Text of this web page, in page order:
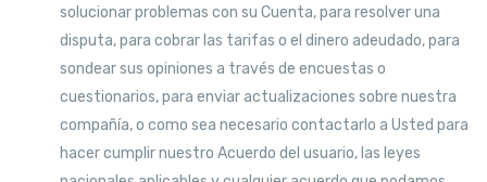
solucionar problemas con su Cuenta, para resolver una
disputa, para cobrar las tarifas o el dinero adeudado, para
sondear sus opiniones a través de encuestas o
cuestionarios, para enviar actualizaciones sobre nuestra
compañía, o como sea necesario contactarlo a Usted para
hacer cumplir nuestro Acuerdo del usuario, las leyes